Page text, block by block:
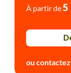
À partir de5
ou